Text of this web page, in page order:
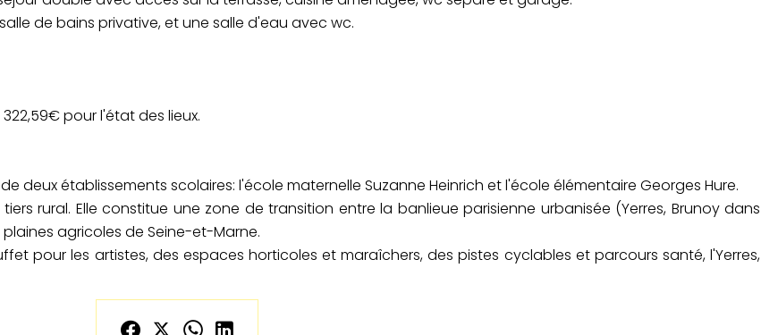
de bains privative, et une salle d'eau avec wc.
pour l'état des lieux.
deux établissements scolaires: l'école maternelle Suzanne Heinrich et l'école élémentaire Georges Hure.
rural. Elle constitue une zone de transition entre la banlieue parisienne urbanisée (Yerres, Brunoy dans
agricoles de Seine-et-Marne.
pour les artistes, des espaces horticoles et maraîchers, des pistes cyclables et parcours santé, l'Yerres,